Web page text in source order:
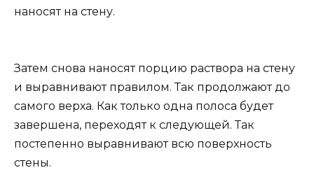
наносят на стену.
Затем снова наносят порцию раствора на стену
и выравнивают правилом. Так продолжают до
самого верха. Как только одна полоса будет
завершена, переходят к следующей. Так
постепенно выравнивают всю поверхность
стены.